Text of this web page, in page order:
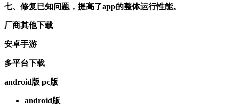
七、修复已知问题，提高了app的整体运行性能。
厂商其他下载
安卓手游
多平台下载
android版 pc版
android版